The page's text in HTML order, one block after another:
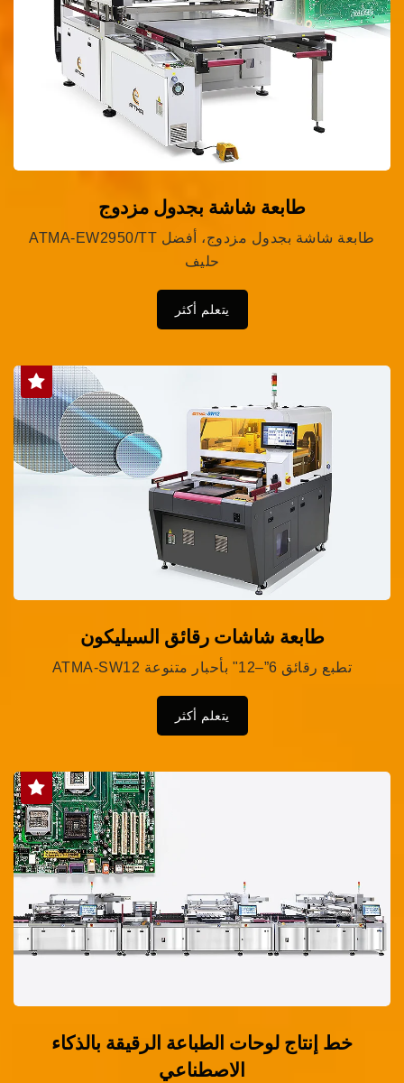
طابعة شاشة بجدول مزدوج
ATMA-EW2950/TT طابعة شاشة بجدول مزدوج، أفضل
حليف
يتعلم أكثر
طابعة شاشات رقائق السيليكون
ATMA-SW12 تطبع رقائق 6”–12" بأحبار متنوعة
يتعلم أكثر
خط إنتاج لوحات الطباعة الرقيقة بالذكاء
الاصطناعي